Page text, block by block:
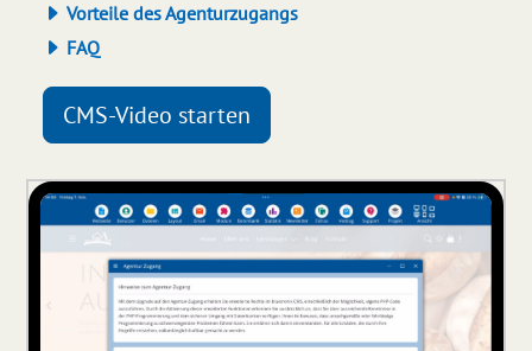
Vorteile des Agenturzugangs
FAQ
CMS-Video starten